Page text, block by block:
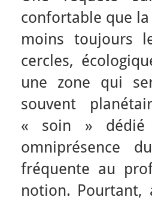
confortable que
moins toujours
cercles,
une zone qui
souvent
« soin » dédié
omniprésence
fréquente au
notion. Pourtant,